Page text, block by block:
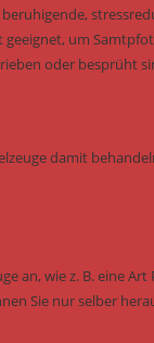
um
oder besprüht
damit
an, wie z. B. eine
Sie nur selber